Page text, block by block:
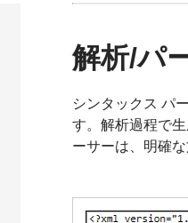
解析/パ
シンタックス パ
す。解析過程で
ーサーは、明確